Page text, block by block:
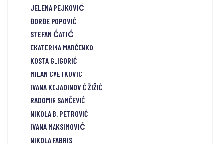
JELENA PEJKOVIĆ
ĐORĐE POPOVIĆ
STEFAN ĆATIĆ
EKATERINA MARČENKO
KOSTA GLIGORIĆ
MILAN CVETKOVIC
IVANA KOJADINOVIĆ ŽIŽIĆ
RADOMIR SAMČEVIĆ
NIKOLA B. PETROVIĆ
IVANA MAKSIMOVIĆ
NIKOLA FABRIS